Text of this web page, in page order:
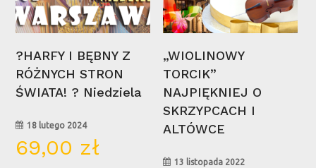
?HARFY I BĘBNY Z
RÓŻNYCH STRON
ŚWIATA! ? Niedziela
18 lutego 2024
69,00 zł
„WIOLINOWY
TORCIK”
NAJPIĘKNIEJ O
SKRZYPCACH I
ALTÓWCE
13 listopada 2022